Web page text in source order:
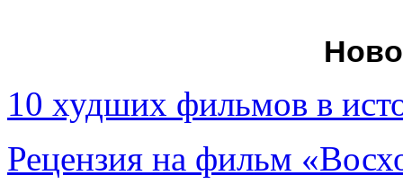
10 худших фильмов в
Рецензия на фильм